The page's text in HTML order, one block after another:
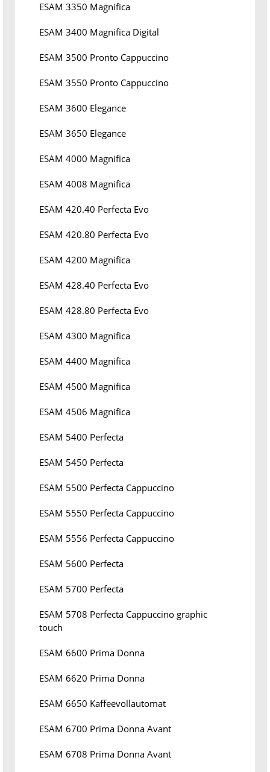
ESAM 3350 Magnifica
ESAM 3400 Magnifica Digital
ESAM 3500 Pronto Cappuccino
ESAM 3550 Pronto Cappuccino
ESAM 3600 Elegance
ESAM 3650 Elegance
ESAM 4000 Magnifica
ESAM 4008 Magnifica
ESAM 420.40 Perfecta Evo
ESAM 420.80 Perfecta Evo
ESAM 4200 Magnifica
ESAM 428.40 Perfecta Evo
ESAM 428.80 Perfecta Evo
ESAM 4300 Magnifica
ESAM 4400 Magnifica
ESAM 4500 Magnifica
ESAM 4506 Magnifica
ESAM 5400 Perfecta
ESAM 5450 Perfecta
ESAM 5500 Perfecta Cappuccino
ESAM 5550 Perfecta Cappuccino
ESAM 5556 Perfecta Cappuccino
ESAM 5600 Perfecta
ESAM 5700 Perfecta
ESAM 5708 Perfecta Cappuccino graphic
touch
ESAM 6600 Prima Donna
ESAM 6620 Prima Donna
ESAM 6650 Kaffeevollautomat
ESAM 6700 Prima Donna Avant
ESAM 6708 Prima Donna Avant